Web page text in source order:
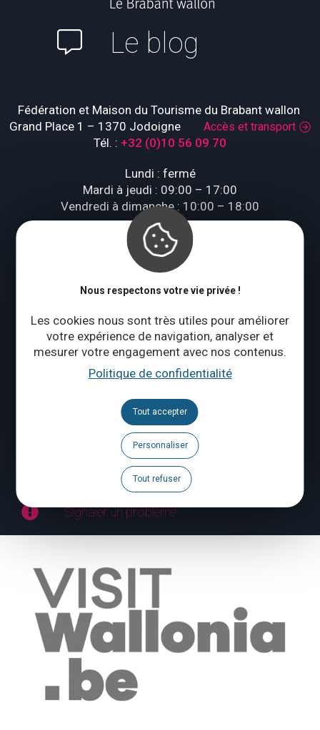
Nous respectons votre vie privée !
Les cookies nous sont très utiles pour améliorer
votre expérience de navigation, analyser et
mesurer votre engagement avec nos contenus.
Politique de confidentialité
Tout accepter
Personnaliser
Tout refuser
Le blog
Fédération et Maison du Tourisme du Brabant wallon
Grand Place 1 – 1370 Jodoigne Accès et transport
Tél. : +32 (0)10 56 09 70
Lundi : fermé
Mardi à jeudi : 09:00 – 17:00
Vendredi à dimanche : 10:00 – 18:00
Qui sommes-nous ?
CONTACTEZ-NOUS
Suivez-nous
Brochures
Espace Pro
Espace Presse
Signaler un problème